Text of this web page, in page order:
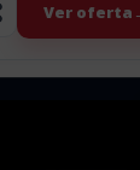
Ver oferta